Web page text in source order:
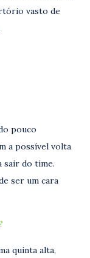
vasto de
pouco
a possível volta
sair do time.
ser um cara
quinta alta,